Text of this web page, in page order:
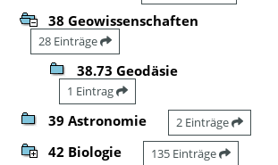
38 Geowissenschaften
28 Einträge
38.73 Geodäsie
1 Eintrag
39 Astronomie 2 Einträge
42 Biologie 135 Einträge